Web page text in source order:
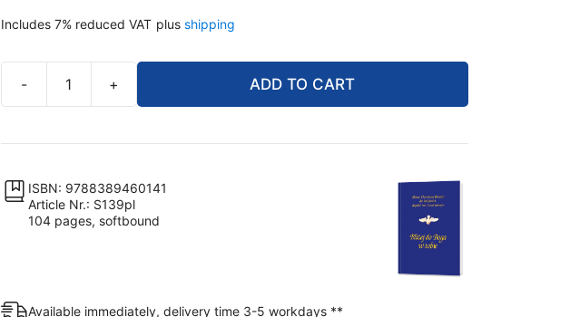
Includes 7% reduced VAT plus shipping
-
Boga
tobie
quantity
+ ADD TO CART
ISBN: 9788389460141
Article Nr.: S139pl
104 pages, softbound
Available immediately, delivery time 3-5 workdays **